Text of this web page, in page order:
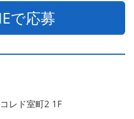
応募
レド室町2 1F